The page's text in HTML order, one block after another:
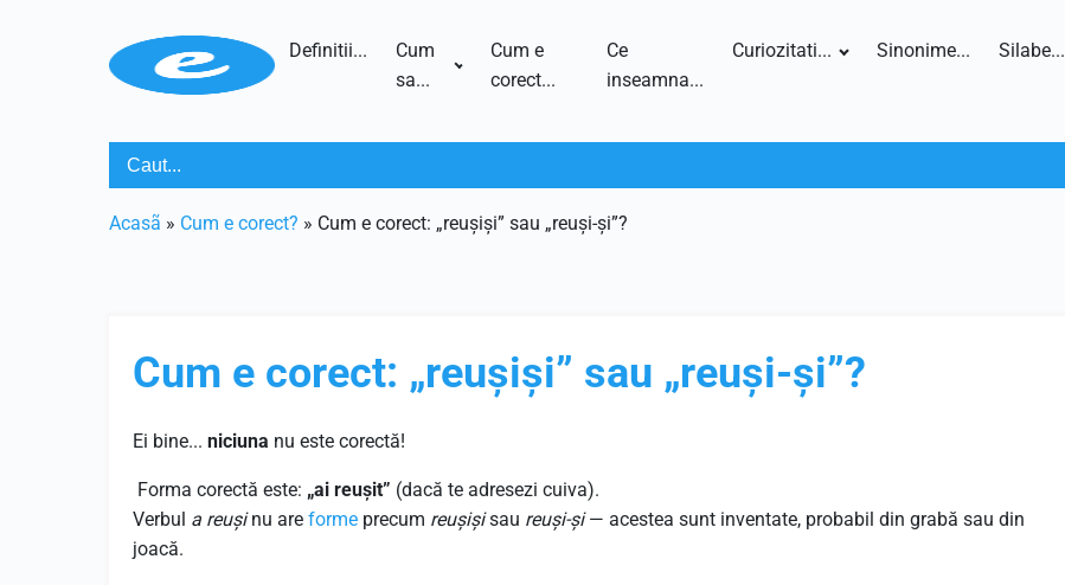
Definitii...
Cum
sa...
Cum e
corect...
Ce
inseamna...
Curiozitati... Sinonime... Silabe...
Acasã » Cum e corect? » Cum e corect: „reușiși” sau „reuși-și”?
Cum e corect: „reușiși” sau „reuși-și”?
Ei bine... niciuna nu este corectă!
Forma corectă este: „ai reușit” (dacă te adresezi cuiva).
Verbul a reușinu are forme precum reușișisau reuși-și— acestea sunt inventate, probabil din grabă sau din
joacă.